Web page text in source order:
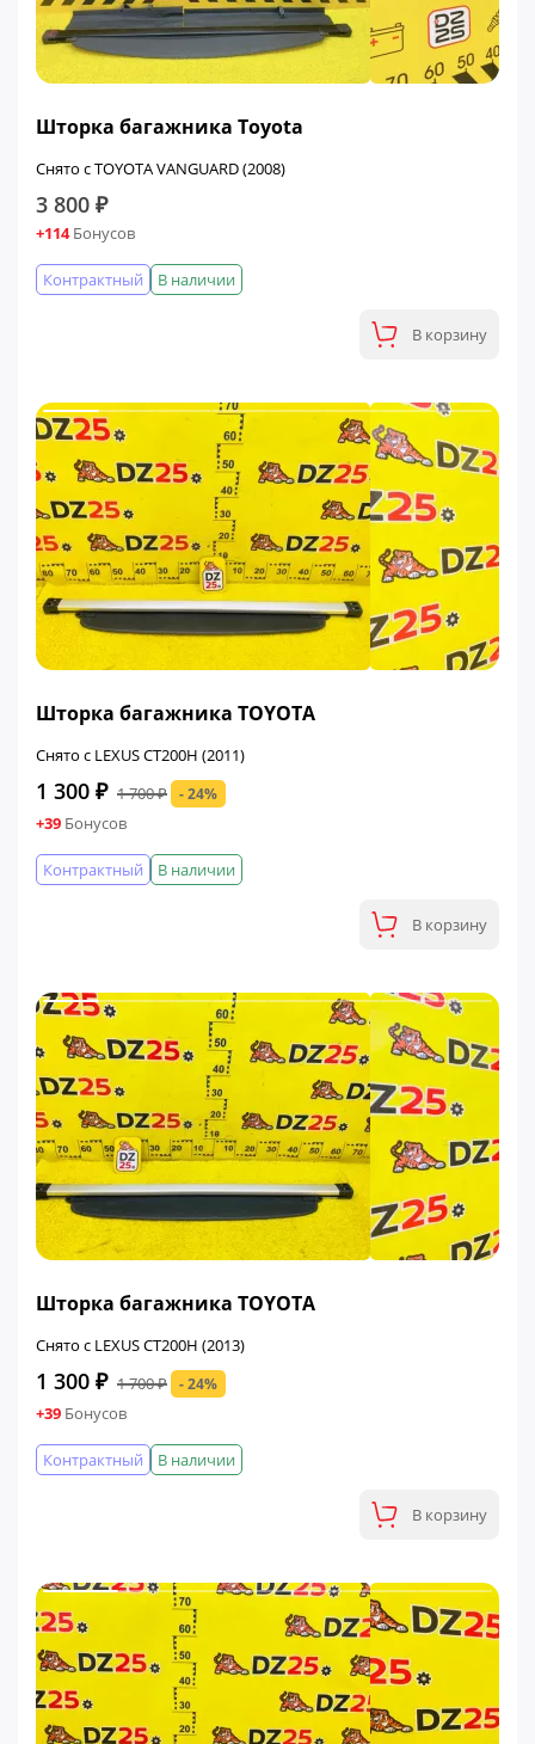
Шторка багажника Toyota
Снято с TOYOTA VANGUARD (2008)
3 800 ₽
+114Бонусов
В наличии
Контрактный
В корзину
Шторка багажника TOYOTA
Снято с LEXUS CT200H (2011)
1 300 ₽ 1 700 ₽ - 24%
+39 Бонусов
В наличии
Контрактный
В корзину
Шторка багажника TOYOTA
Снято с LEXUS CT200H (2013)
1 300 ₽ 1 700 ₽ - 24%
+39 Бонусов
В наличии
Контрактный
В корзину